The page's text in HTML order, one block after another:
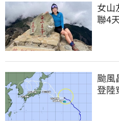
女山
聯4
颱風
登陸